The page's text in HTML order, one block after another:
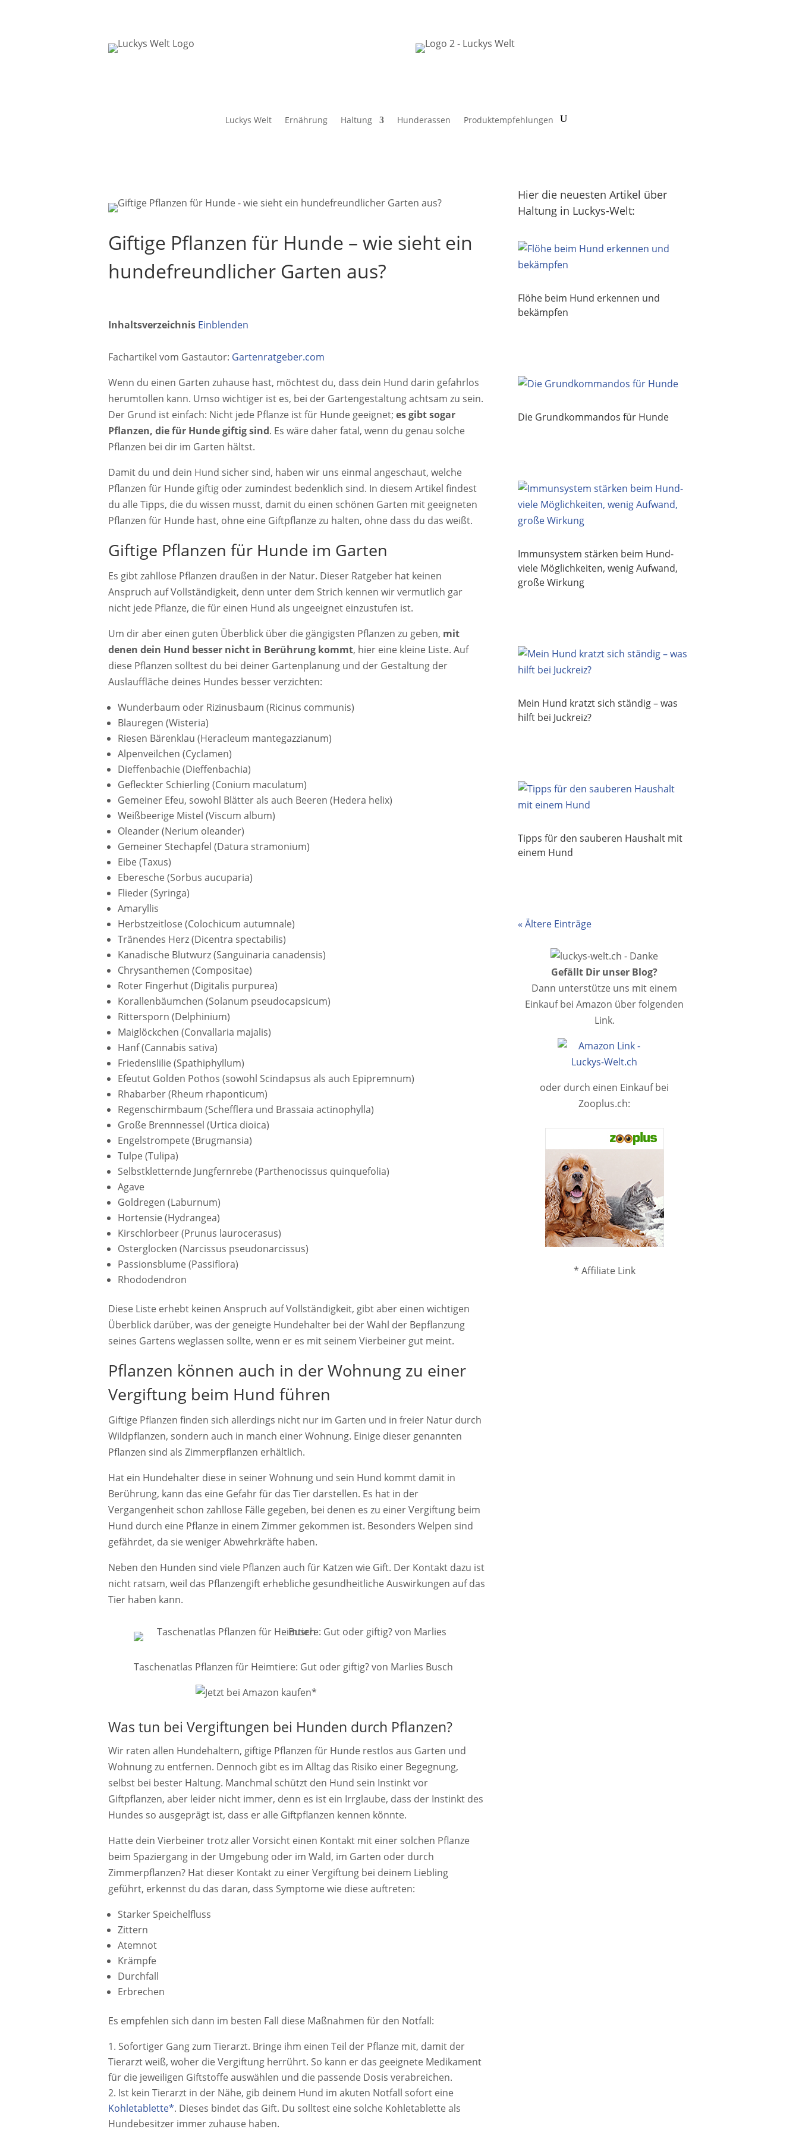
Luckys Welt Ernährung Haltung Hunderassen Produktempfehlungen
Giftige Pflanzen für Hunde – wie sieht ein
hundefreundlicher Garten aus?
Inhaltsverzeichnis Einblenden
Fachartikel vom Gastautor: Gartenratgeber.com
Wenn du einen Garten zuhause hast, möchtest du, dass dein Hund darin gefahrlos
herumtollen kann. Umso wichtiger ist es, bei der Gartengestaltung achtsam zu sein.
Der Grund ist einfach: Nicht jede Pflanze ist für Hunde geeignet; es gibt sogar
Pflanzen, die für Hunde giftig sind. Es wäre daher fatal, wenn du genau solche
Pflanzen bei dir im Garten hältst.
Damit du und dein Hund sicher sind, haben wir uns einmal angeschaut, welche
Pflanzen für Hunde giftig oder zumindest bedenklich sind. In diesem Artikel findest
du alle Tipps, die du wissen musst, damit du einen schönen Garten mit geeigneten
Pflanzen für Hunde hast, ohne eine Giftpflanze zu halten, ohne dass du das weißt.
Giftige Pflanzen für Hunde im Garten
Es gibt zahllose Pflanzen draußen in der Natur. Dieser Ratgeber hat keinen
Anspruch auf Vollständigkeit, denn unter dem Strich kennen wir vermutlich gar
nicht jede Pflanze, die für einen Hund als ungeeignet einzustufen ist.
Um dir aber einen guten Überblick über die gängigsten Pflanzen zu geben, mit
denen dein Hund besser nicht in Berührung kommt, hier eine kleine Liste. Auf
diese Pflanzen solltest du bei deiner Gartenplanung und der Gestaltung der
Auslauffläche deines Hundes besser verzichten:
Wunderbaum oder Rizinusbaum (Ricinus communis)
Blauregen (Wisteria)
Riesen Bärenklau (Heracleum mantegazzianum)
Alpenveilchen (Cyclamen)
Dieffenbachie (Dieffenbachia)
Gefleckter Schierling (Conium maculatum)
Gemeiner Efeu, sowohl Blätter als auch Beeren (Hedera helix)
Weißbeerige Mistel (Viscum album)
Oleander (Nerium oleander)
Gemeiner Stechapfel (Datura stramonium)
Eibe (Taxus)
Eberesche (Sorbus aucuparia)
Flieder (Syringa)
Amaryllis
Herbstzeitlose (Colochicum autumnale)
Tränendes Herz (Dicentra spectabilis)
Kanadische Blutwurz (Sanguinaria canadensis)
Chrysanthemen (Compositae)
Roter Fingerhut (Digitalis purpurea)
Korallenbäumchen (Solanum pseudocapsicum)
Rittersporn (Delphinium)
Maiglöckchen (Convallaria majalis)
Hanf (Cannabis sativa)
Friedenslilie (Spathiphyllum)
Efeutut Golden Pothos (sowohl Scindapsus als auch Epipremnum)
Rhabarber (Rheum rhaponticum)
Regenschirmbaum (Schefflera und Brassaia actinophylla)
Große Brennnessel (Urtica dioica)
Engelstrompete (Brugmansia)
Tulpe (Tulipa)
Selbstkletternde Jungfernrebe (Parthenocissus quinquefolia)
Agave
Goldregen (Laburnum)
Hortensie (Hydrangea)
Kirschlorbeer (Prunus laurocerasus)
Osterglocken (Narcissus pseudonarcissus)
Passionsblume (Passiflora)
Rhododendron
Diese Liste erhebt keinen Anspruch auf Vollständigkeit, gibt aber einen wichtigen
Überblick darüber, was der geneigte Hundehalter bei der Wahl der Bepflanzung
seines Gartens weglassen sollte, wenn er es mit seinem Vierbeiner gut meint.
Pflanzen können auch in der Wohnung zu einer
Vergiftung beim Hund führen
Giftige Pflanzen finden sich allerdings nicht nur im Garten und in freier Natur durch
Wildpflanzen, sondern auch in manch einer Wohnung. Einige dieser genannten
Pflanzen sind als Zimmerpflanzen erhältlich.
Hat ein Hundehalter diese in seiner Wohnung und sein Hund kommt damit in
Berührung, kann das eine Gefahr für das Tier darstellen. Es hat in der
Vergangenheit schon zahllose Fälle gegeben, bei denen es zu einer Vergiftung beim
Hund durch eine Pflanze in einem Zimmer gekommen ist. Besonders Welpen sind
gefährdet, da sie weniger Abwehrkräfte haben.
Neben den Hunden sind viele Pflanzen auch für Katzen wie Gift. Der Kontakt dazu ist
nicht ratsam, weil das Pflanzengift erhebliche gesundheitliche Auswirkungen auf das
Tier haben kann.
Taschenatlas Pflanzen für Heimtiere: Gut oder giftig? von Marlies Busch
Was tun bei Vergiftungen bei Hunden durch Pflanzen?
Wir raten allen Hundehaltern, giftige Pflanzen für Hunde restlos aus Garten und
Wohnung zu entfernen. Dennoch gibt es im Alltag das Risiko einer Begegnung,
selbst bei bester Haltung. Manchmal schützt den Hund sein Instinkt vor
Giftpflanzen, aber leider nicht immer, denn es ist ein Irrglaube, dass der Instinkt des
Hundes so ausgeprägt ist, dass er alle Giftpflanzen kennen könnte.
Hatte dein Vierbeiner trotz aller Vorsicht einen Kontakt mit einer solchen Pflanze
beim Spaziergang in der Umgebung oder im Wald, im Garten oder durch
Zimmerpflanzen? Hat dieser Kontakt zu einer Vergiftung bei deinem Liebling
geführt, erkennst du das daran, dass Symptome wie diese auftreten:
Starker Speichelfluss
Zittern
Atemnot
Krämpfe
Durchfall
Erbrechen
Es empfehlen sich dann im besten Fall diese Maßnahmen für den Notfall:
Sofortiger Gang zum Tierarzt. Bringe ihm einen Teil der Pflanze mit, damit der
Tierarzt weiß, woher die Vergiftung herrührt. So kann er das geeignete Medikament
für die jeweiligen Giftstoffe auswählen und die passende Dosis verabreichen.
Ist kein Tierarzt in der Nähe, gib deinem Hund im akuten Notfall sofort eine
Kohletablette*. Dieses bindet das Gift. Du solltest eine solche Kohletablette als
Hundebesitzer immer zuhause haben.
Hier die neuesten Artikel über
Haltung in Luckys-Welt:
Flöhe beim Hund erkennen und
bekämpfen
Die Grundkommandos für Hunde
Immunsystem stärken beim Hund-
viele Möglichkeiten, wenig Aufwand,
große Wirkung
Mein Hund kratzt sich ständig – was
hilft bei Juckreiz?
Tipps für den sauberen Haushalt mit
einem Hund
« Ältere Einträge
Gefällt Dir unser Blog?
Dann unterstütze uns mit einem
Einkauf bei Amazon über folgenden
Link.
oder durch einen Einkauf bei
Zooplus.ch:
* Affiliate Link